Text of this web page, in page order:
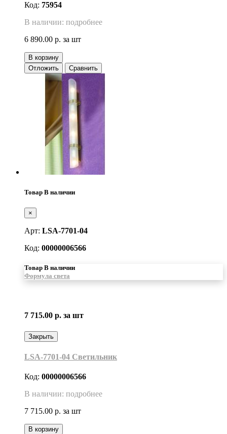
Код: 75954
В наличии: подробнее
6 890.00 р. за шт
В корзину
Отложить
Сравнить
Товар В наличии
×
Арт: LSA-7701-04
Код: 00000006566
Товар В наличии
Формула света
7 715.00 р. за шт
Закрыть
LSA-7701-04 Светильник
Код: 00000006566
В наличии: подробнее
7 715.00 р. за шт
В корзину